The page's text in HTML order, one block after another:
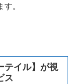
。
テイル】が視
ス